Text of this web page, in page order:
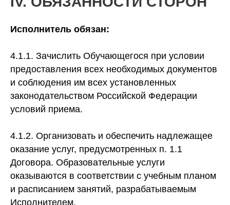
Исполнитель обязан:
4.1.1. Зачислить Обучающегося при условии
предоставления всех необходимых документов
и соблюдения им всех установленных
законодательством Российской Федерации
условий приема.
4.1.2. Организовать и обеспечить надлежащее
оказание услуг, предусмотренных п. 1.1
Договора. Образовательные услуги
оказываются в соответствии с учебным планом
и расписанием занятий, разрабатываемым
Исполнителем.